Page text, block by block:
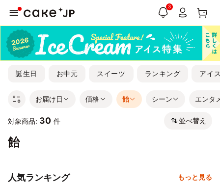
3
誕生日 お中元 スイーツ ランキング アイ
お届け日 価格 飴 シーン エンタ
対象商品: 30 件 並べ替え
飴
人気ランキング もっと見る